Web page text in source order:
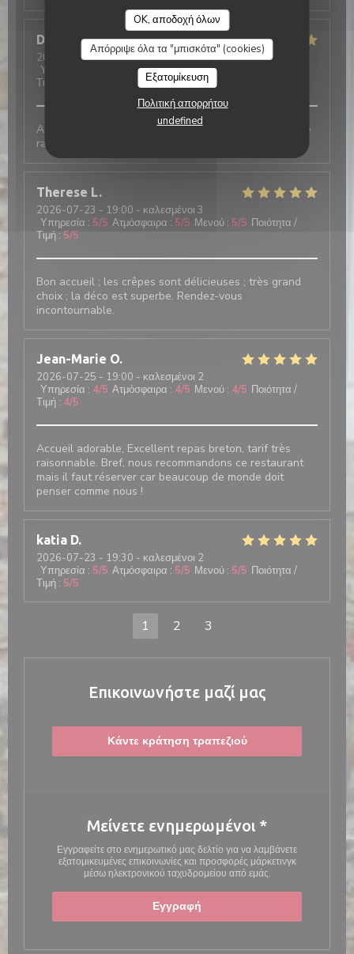
OK, αποδοχή όλων
Απόρριψε όλα τα "μπισκότα" (cookies)
Εξατομίκευση
Πολιτική απορρήτου
undefined
Deschanel S
2026-07-29- 18:30 - καλεσμένοι 4
Υπηρεσία
Ατμόσφαιρα:5/5 Μενού
Τιμή
Accueil chaleureux, grand choix de Galettes et service
rapide. On reviendra 😉
Therese L
2026-07-23 - 19:00 - καλεσμένοι 3
Υπηρεσία : 5/5 Ατμόσφαιρα : 5/5 Μενού : 5/5 Ποιότητα /
Τιμή : 5/5
Bon accueil ; les crêpes sont délicieuses ; très grand
choix ; la déco est superbe. Rendez-vous
incontournable.
Jean-Marie O
2026-07-25 - 19:00 - καλεσμένοι 2
Υπηρεσία : 4/5 Ατμόσφαιρα : 4/5 Μενού : 4/5 Ποιότητα /
Τιμή : 4/5
Accueil adorable, Excellent repas breton, tarif très
raisonnable. Bref, nous recommandons ce restaurant
mais il faut réserver car beaucoup de monde doit
penser comme nous !
katia D
2026-07-23 - 19:30 - καλεσμένοι 2
Υπηρεσία : 5/5 Ατμόσφαιρα : 5/5 Μενού : 5/5 Ποιότητα /
Τιμή : 5/5
1 2 3
Επικοινωνήστε μαζί μας
Κάντε κράτηση τραπεζιού
Μείνετε ενημερωμένοι *
Εγγραφείτε στο ενημερωτικό μας δελτίο για να λαμβάνετε
εξατομικευμένες επικοινωνίες και προσφορές μάρκετινγκ
μέσω ηλεκτρονικού ταχυδρομείου από εμάς.
Εγγραφή